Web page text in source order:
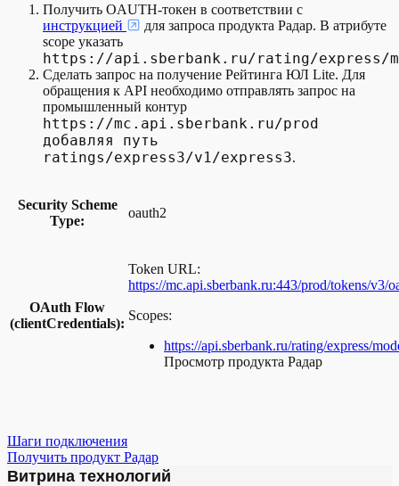
Получить OAUTH-токен в соответствии с
инструкцией
для запроса продукта Радар. В атрибуте
scope указать
https://api.sberbank.ru/rating/express/
Сделать запрос на получение Рейтинга ЮЛ Lite. Для
обращения к API необходимо отправлять запрос на
промышленный контур
https://mc.api.sberbank.ru/prod
добавляя путь
ratings/express3/v1/express3.
Security Scheme
Type:
oauth2
OAuth Flow
(clientCredentials):
Token URL:
https://mc.api.sberbank.ru:443/prod/tokens/v3/
Scopes:
https://api.sberbank.ru/rating/express/
Просмотр продукта Радар
Шаги подключения
Получить продукт Радар
Витрина технологий